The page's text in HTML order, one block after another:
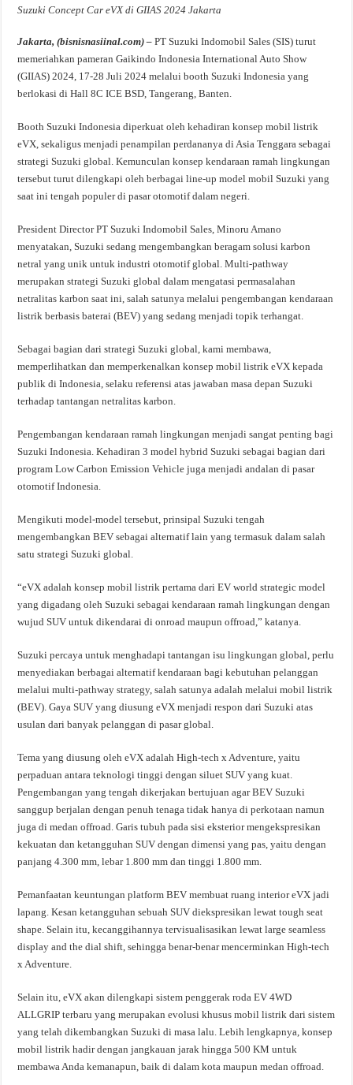
Suzuki Concept Car eVX di GIIAS 2024 Jakarta
Jakarta, (bisnisnasiinal.com) – PT Suzuki Indomobil Sales (SIS) turut
memeriahkan pameran Gaikindo Indonesia International Auto Show
(GIIAS) 2024, 17-28 Juli 2024 melalui booth Suzuki Indonesia yang
berlokasi di Hall 8C ICE BSD, Tangerang, Banten.
Booth Suzuki Indonesia diperkuat oleh kehadiran konsep mobil listrik
eVX, sekaligus menjadi penampilan perdananya di Asia Tenggara sebagai
strategi Suzuki global. Kemunculan konsep kendaraan ramah lingkungan
tersebut turut dilengkapi oleh berbagai line-up model mobil Suzuki yang
saat ini tengah populer di pasar otomotif dalam negeri.
President Director PT Suzuki Indomobil Sales, Minoru Amano
menyatakan, Suzuki sedang mengembangkan beragam solusi karbon
netral yang unik untuk industri otomotif global. Multi-pathway
merupakan strategi Suzuki global dalam mengatasi permasalahan
netralitas karbon saat ini, salah satunya melalui pengembangan kendaraan
listrik berbasis baterai (BEV) yang sedang menjadi topik terhangat.
Sebagai bagian dari strategi Suzuki global, kami membawa,
memperlihatkan dan memperkenalkan konsep mobil listrik eVX kepada
publik di Indonesia, selaku referensi atas jawaban masa depan Suzuki
terhadap tantangan netralitas karbon.
Pengembangan kendaraan ramah lingkungan menjadi sangat penting bagi
Suzuki Indonesia. Kehadiran 3 model hybrid Suzuki sebagai bagian dari
program Low Carbon Emission Vehicle juga menjadi andalan di pasar
otomotif Indonesia.
Mengikuti model-model tersebut, prinsipal Suzuki tengah
mengembangkan BEV sebagai alternatif lain yang termasuk dalam salah
satu strategi Suzuki global.
“eVX adalah konsep mobil listrik pertama dari EV world strategic model
yang digadang oleh Suzuki sebagai kendaraan ramah lingkungan dengan
wujud SUV untuk dikendarai di onroad maupun offroad,” katanya.
Suzuki percaya untuk menghadapi tantangan isu lingkungan global, perlu
menyediakan berbagai alternatif kendaraan bagi kebutuhan pelanggan
melalui multi-pathway strategy, salah satunya adalah melalui mobil listrik
(BEV). Gaya SUV yang diusung eVX menjadi respon dari Suzuki atas
usulan dari banyak pelanggan di pasar global.
Tema yang diusung oleh eVX adalah High-tech x Adventure, yaitu
perpaduan antara teknologi tinggi dengan siluet SUV yang kuat.
Pengembangan yang tengah dikerjakan bertujuan agar BEV Suzuki
sanggup berjalan dengan penuh tenaga tidak hanya di perkotaan namun
juga di medan offroad. Garis tubuh pada sisi eksterior mengekspresikan
kekuatan dan ketangguhan SUV dengan dimensi yang pas, yaitu dengan
panjang 4.300 mm, lebar 1.800 mm dan tinggi 1.800 mm.
Pemanfaatan keuntungan platform BEV membuat ruang interior eVX jadi
lapang. Kesan ketangguhan sebuah SUV diekspresikan lewat tough seat
shape. Selain itu, kecanggihannya tervisualisasikan lewat large seamless
display and the dial shift, sehingga benar-benar mencerminkan High-tech
x Adventure.
Selain itu, eVX akan dilengkapi sistem penggerak roda EV 4WD
ALLGRIP terbaru yang merupakan evolusi khusus mobil listrik dari sistem
yang telah dikembangkan Suzuki di masa lalu. Lebih lengkapnya, konsep
mobil listrik hadir dengan jangkauan jarak hingga 500 KM untuk
membawa Anda kemanapun, baik di dalam kota maupun medan offroad.